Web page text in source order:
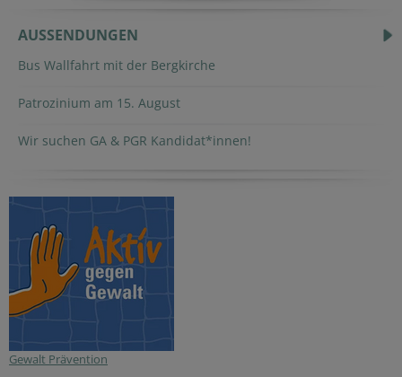
AUSSENDUNGEN
Bus Wallfahrt mit der Bergkirche
Patrozinium am 15. August
Wir suchen GA & PGR Kandidat*innen!
Gewalt Prävention